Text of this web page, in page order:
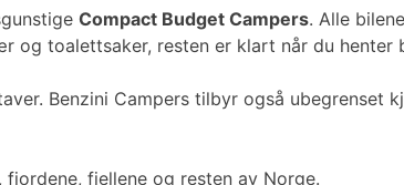
Compact Budget Campers. Alle
og toalettsaker, resten er klart når du henter
Benzini Campers tilbyr også ubegrenset
fjellene og resten av Norge.